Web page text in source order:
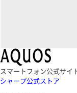
スマートフォン公式サイ
シャープ公式ストア